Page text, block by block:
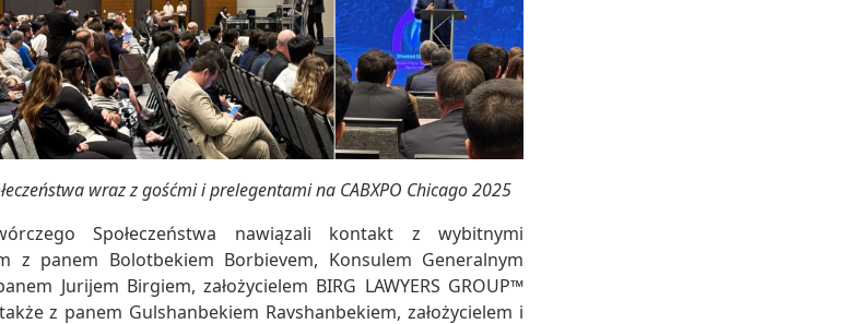
wraz z gośćmi i prelegentami na CABXPO Chicago 2025
Społeczeństwa nawiązali kontakt z wybitnymi
z panem Bolotbekiem Borbievem, Konsulem Generalnym
Jurijem Birgiem, założycielem BIRG LAWYERS GROUP™
z panem Gulshanbekiem Ravshanbekiem, założycielem i